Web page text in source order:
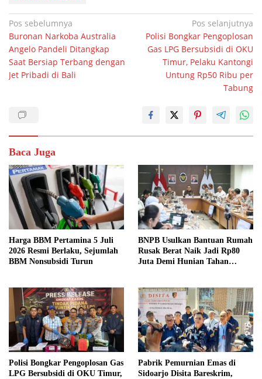
Navigasi
pos
Pos sebelumnya
Buronan Narkoba Australia
Angelo Pandeli Ditangkap
Saat Bersiap Terbang dengan
Jet Pribadi di Bali
Pos selanjutnya
Polisi Bongkar Pengoplosan
Gas LPG Bersubsidi di OKU
Timur, Pelaku Kantongi
Untung Rp50 Ribu per
Tabung
Baca Juga
Harga BBM Pertamina 5 Juli
2026 Resmi Berlaku, Sejumlah
BBM Nonsubsidi Turun
BNPB Usulkan Bantuan Rumah
Rusak Berat Naik Jadi Rp80
Juta Demi Hunian Tahan
Polisi Bongkar Pengoplosan Gas
LPG Bersubsidi di OKU Timur,
Pabrik Pemurnian Emas di
Sidoarjo Disita Bareskrim,